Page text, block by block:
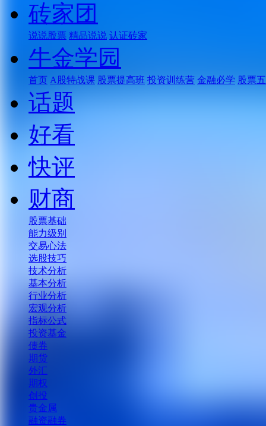
砖家团
说说股票 精品说说 认证砖家
牛金学园
首页 A股特战课 股票提高班 投资训练营 金融必学 股票
话题
好看
快评
财商
股票基础
能力级别
交易心法
选股技巧
技术分析
基本分析
行业分析
宏观分析
指标公式
投资基金
债券
期货
外汇
期权
创投
贵金属
融资融券